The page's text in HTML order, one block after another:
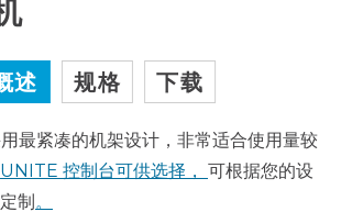
述 规格 下载
最紧凑的机架设计，非常适合使用量较
UNITE 控制台可供选择， 可根据您的设
制。